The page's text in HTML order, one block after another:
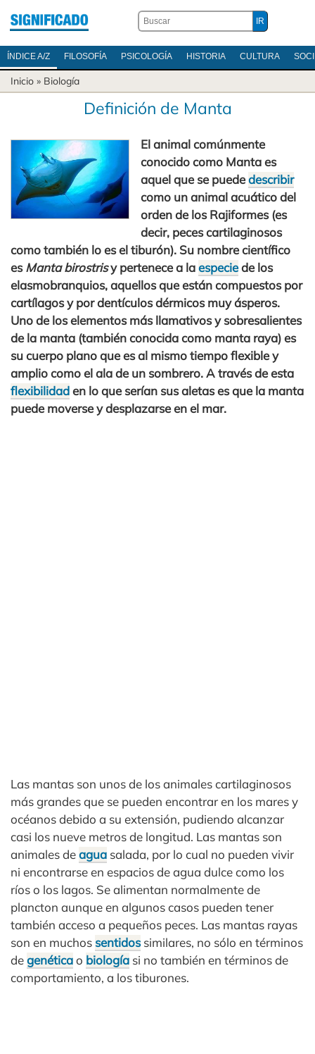
ÍNDICE A/Z FILOSOFÍA PSICOLOGÍA HISTORIA CULTURA
Inicio » Biología
Definición de Manta
El animal comúnmente
conocido como Manta es
aquel que se puededescribir
como un animal acuático del
orden de los Rajiformes (es
decir, peces cartilaginosos
como también lo es el tiburón). Su nombre científico
esManta birostrisy pertenece a laespeciede los
elasmobranquios, aquellos que están compuestos por
cartílagos y por dentículos dérmicos muy ásperos.
Uno de los elementos más llamativos y sobresalientes
de la manta (también conocida como manta raya) es
su cuerpo plano que es al mismo tiempo flexible y
amplio como el ala de un sombrero. A través de esta
flexibilidaden lo que serían sus aletas es que la manta
puede moverse y desplazarse en el mar.
Las mantas son unos de los animales cartilaginosos
más grandes que se pueden encontrar en los mares y
océanos debido a su extensión, pudiendo alcanzar
casi los nueve metros de longitud. Las mantas son
animales deagua salada, por lo cual no pueden vivir
ni encontrarse en espacios de agua dulce como los
ríos o los lagos. Se alimentan normalmente de
plancton aunque en algunos casos pueden tener
también acceso a pequeños peces. Las mantas rayas
son en muchos sentidossimilares, no sólo en términos
degenéticao biología si no también en términos de
comportamiento, a los tiburones.